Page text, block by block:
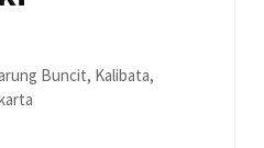
Buncit, Kalibata,